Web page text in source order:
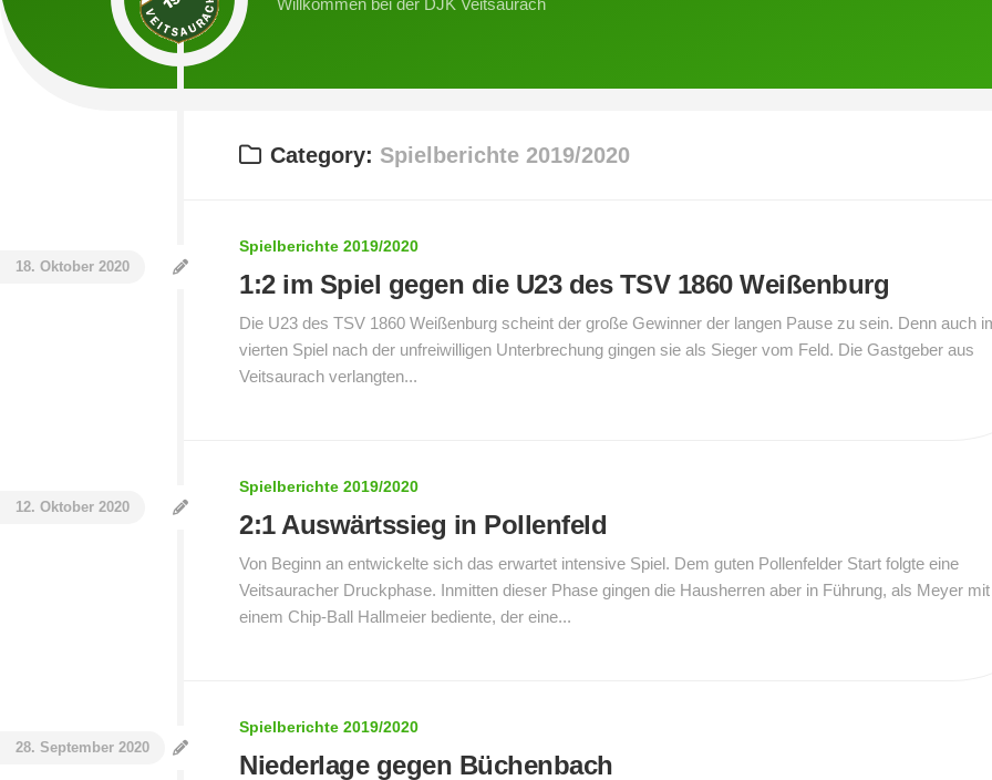
Spielberichte
2.
Mannschaft
Football
U7-
U11-
Junioren
Junioren
U17-
Junioren
U19-
Junioren
Willkommen bei der DJK Veitsaurach
Category: Spielberichte 2019/2020
Spielberichte 2019/2020
1:2 im Spiel gegen die U23 des TSV 1860 Weißenburg
Die U23 des TSV 1860 Weißenburg scheint der große Gewinner der langen Pause zu sein. Denn auch
vierten Spiel nach der unfreiwilligen Unterbrechung gingen sie als Sieger vom Feld. Die Gastgeber aus
Veitsaurach verlangten...
18. Oktober 2020
Spielberichte 2019/2020
2:1 Auswärtssieg in Pollenfeld
Von Beginn an entwickelte sich das erwartet intensive Spiel. Dem guten Pollenfelder Start folgte eine
Veitsauracher Druckphase. Inmitten dieser Phase gingen die Hausherren aber in Führung, als Meyer mit
einem Chip-Ball Hallmeier bediente, der eine...
12. Oktober 2020
Spielberichte 2019/2020
Niederlage gegen Büchenbach
28. September 2020